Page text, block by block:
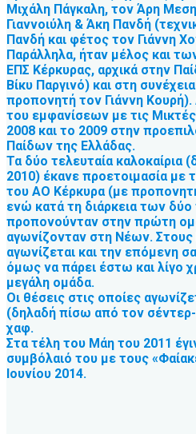
Μιχάλη Πάγκαλη, τον Άρη
Γιαννοιύλη & Άκη Πανδή
Πανδή και φέτος τον Γιάννη
Παράλληλα, ήταν μέλος και
ΕΠΣ Κέρκυρας, αρχικά στην
Βίκυ Παργινό) και στη
προπονητή τον Γιάννη
του εμφανίσεων με τις
2008 και το 2009 στην
Παίδων της Ελλάδας.
Τα δύο τελευταία καλοκαίρια
2010) έκανε προετοιμασία με
του ΑΟ Κέρκυρα (με
ενώ κατά τη διάρκεια των
προπονούνταν στην πρώτη
αγωνίζονταν στη Νέων. Στους
αγωνίζεται και την επόμενη
όμως να πάρει έστω και λίγο
μεγάλη ομάδα.
Οι θέσεις στις οποίες
(δηλαδή πίσω από τον
χαφ.
Στα τέλη του Μάη του 2011
συμβόλαιό του με τους
Ιουνίου 2014.